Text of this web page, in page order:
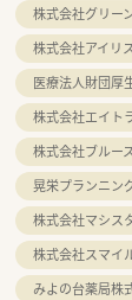
株式会社グリー
株式会社アイリ
医療法人財団厚
株式会社エイト
株式会社ブルー
晃栄プランニン
株式会社マシス
株式会社スマイ
みよの台薬局株